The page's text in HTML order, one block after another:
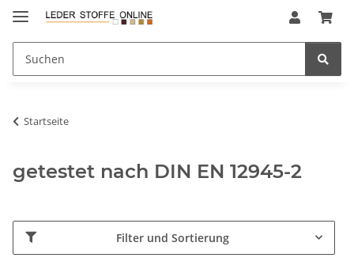
Startseite
getestet nach DIN EN 12945-2
Filter und Sortierung